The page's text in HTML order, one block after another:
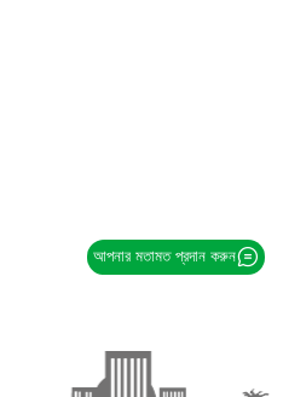
আপনার মতামত প্রদান করুন